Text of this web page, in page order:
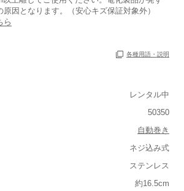
因となります。（安心キズ保証対象外）
ら
各種用語・説明
レンタル中
50350
自動巻き
ネジ込み式
ステンレス
約16.5cm
大きい